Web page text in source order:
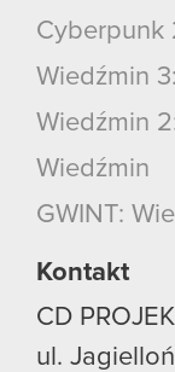
Cyberpunk
Wiedźmin
Wiedźmin
Wiedźmin
GWINT:
Kontakt
CD
ul.